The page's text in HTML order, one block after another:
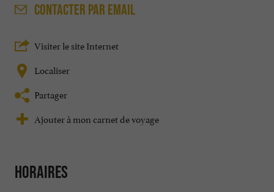
CONTACTER PAR EMAIL
Visiter le site Internet
Localiser
Partager
Ajouter à mon carnet de voyage
Horaires